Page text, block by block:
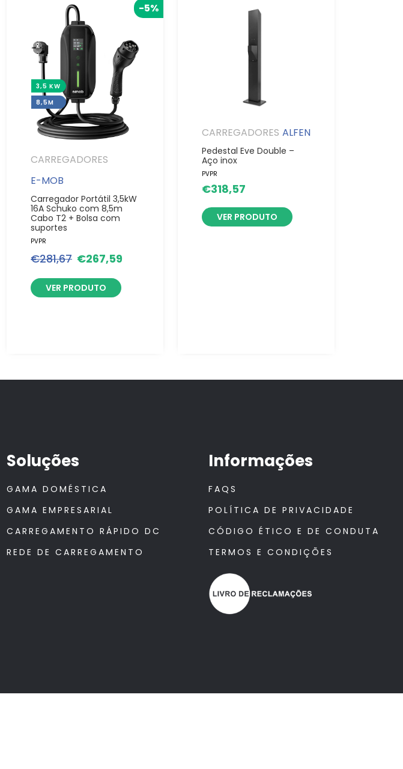
CARREGADORES
E-MOB
Carregador Portátil 3,5kW
16A Schuko com 8,5m
Cabo T2 + Bolsa com
suportes
PVPR
€281,67 €267,59
-5%
VER PRODUTO
3,5 KW
8,5M
CARREGADORES ALFEN
Pedestal Eve Double –
Aço inox
PVPR
€318,57
VER PRODUTO
Soluções
GAMA DOMÉSTICA
GAMA EMPRESARIAL
CARREGAMENTO RÁPIDO DC
REDE DE CARREGAMENTO
Informações
FAQS
POLÍTICA DE PRIVACIDADE
CÓDIGO ÉTICO E DE CONDUTA
TERMOS E CONDIÇÕES